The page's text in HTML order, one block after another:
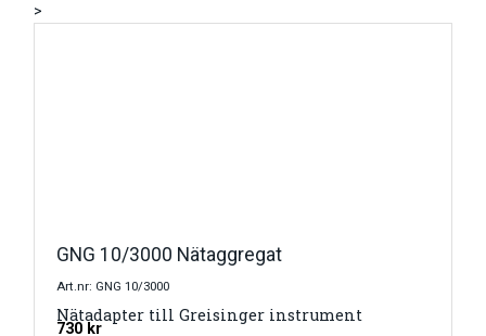
>
GNG 10/3000 Nätaggregat
Art.nr: GNG 10/3000
Nätadapter till Greisinger instrument
730 kr